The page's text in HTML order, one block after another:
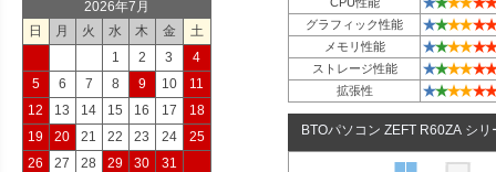
CPU性能
グラフィック性能 ★★★★★★
メモリ性能 ★★★★★★
ストレージ性能 ★★★★★★
拡張性 ★★★★★★
BTOパソコン ZEFT R60ZA シリ
2026年7月
日
月 火 水 木 金
土
1
2 3
4
5
6 7 8 9 10
11
12
13 14 15 16 17
18
19
20 21 22 23 24
25
26
27 28 29 30 31